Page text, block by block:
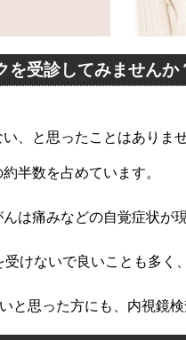
を受診してみませんか
、と思ったことはありま
半数を占めています。
は痛みなどの自覚症状が
けないで良いことも多く
と思った方にも、内視鏡検